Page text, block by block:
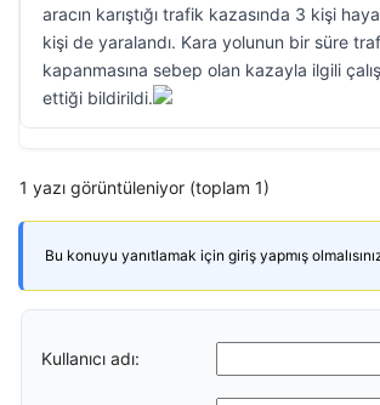
aracın karıştığı trafik kazasında 3 kişi
kişi de yaralandı. Kara yolunun bir süre
kapanmasına sebep olan kazayla ilgili
ettiği bildirildi.
1 yazı görüntüleniyor (toplam 1)
Bu konuyu yanıtlamak için giriş yapmış
Kullanıcı adı: